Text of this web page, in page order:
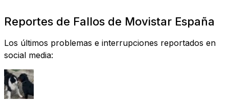
Reportes de Fallos de Movistar España
Los últimos problemas e interrupciones reportados en
social media: